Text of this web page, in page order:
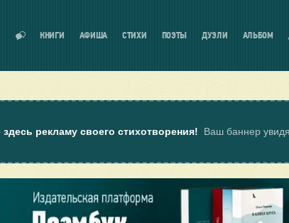
КНИГИ АФИША СТИХИ ПОЭТЫ ДУЭЛИ АЛЬБОМ
здесь рекламу своего стихотворения! Ваш баннер